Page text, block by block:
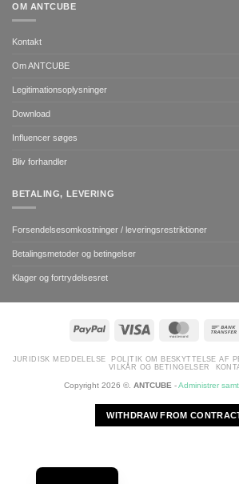
OM ANTCUBE
Kontakt
Om ANTCUBE
Legitimationsoplysninger
Download
Influencer søges
Bliv forhandler
BETALING, LEVERING
Forsendelsesomkostninger / leveringsrestriktioner
Betalingsmetoder og betingelser
Klager og fortrydelsesret
PayPal MasterCard
JURIDISK MEDDELELSE
POLITIK OM BESKYTTELSE AF
VILKÅR OG BETINGELSER
Copyright 2026 ©. ANTCUBE -Administrer
WITHDRAW FROM